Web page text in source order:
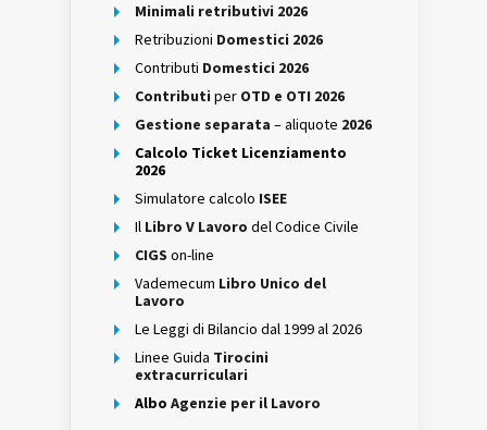
Minimali retributivi 2026
Retribuzioni Domestici 2026
Contributi Domestici 2026
Contributi per OTD e OTI 2026
Gestione separata – aliquote 2026
Calcolo Ticket Licenziamento
2026
Simulatore calcolo ISEE
Il Libro V Lavoro del Codice Civile
CIGS on-line
Vademecum Libro Unico del
Lavoro
Le Leggi di Bilancio dal 1999 al 2026
Linee Guida Tirocini
extracurriculari
Albo Agenzie per il Lavoro